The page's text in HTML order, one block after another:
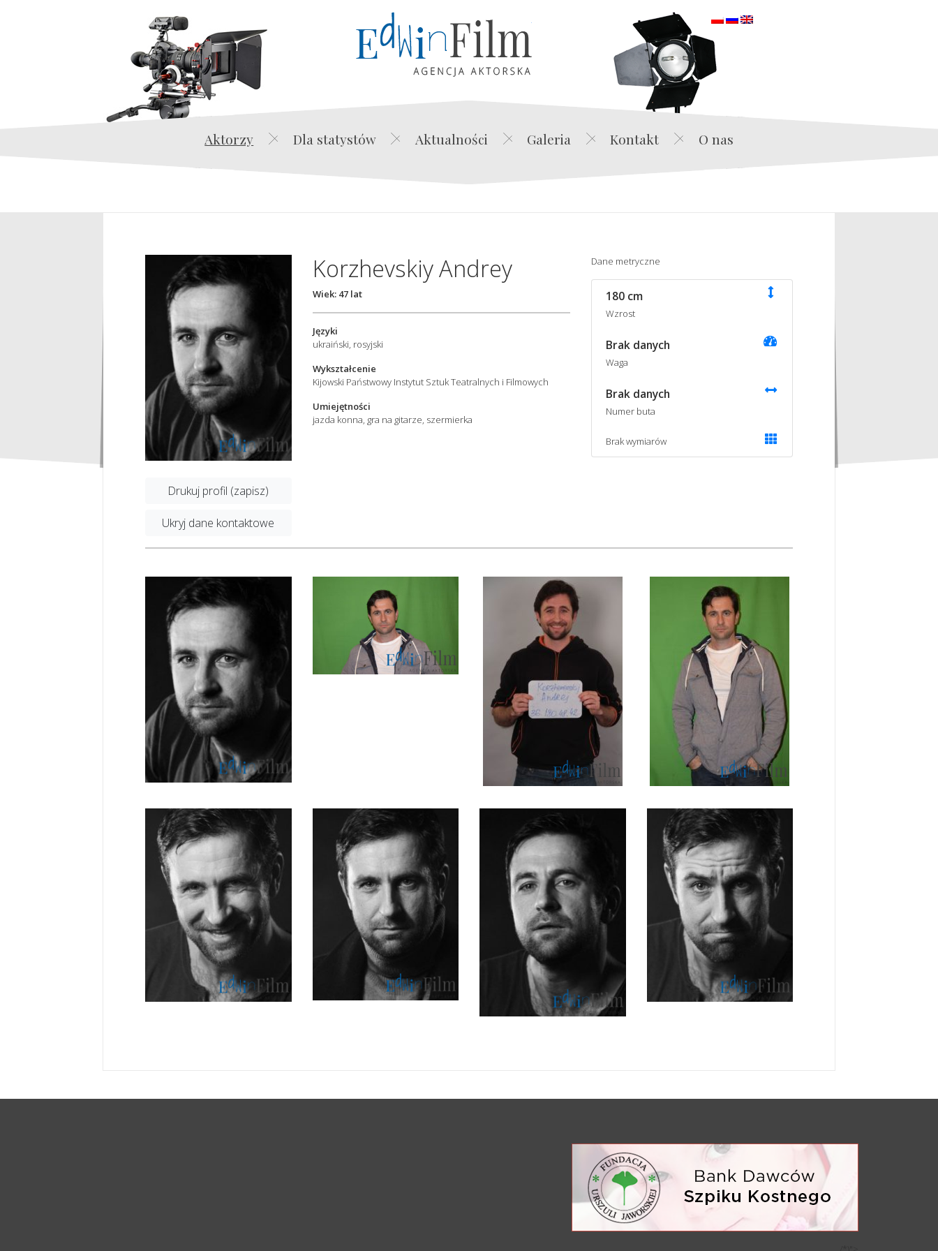
Edwin Film Agencja Aktorska
Aktorzy Dla statystów Aktualności Galeria Kontakt O nas
Drukuj profil (zapisz)
Ukryj dane kontaktowe
Korzhevskiy Andrey
Wiek: 47 lat
Języki
ukraiński, rosyjski
Wykształcenie
Kijowski Państwowy Instytut Sztuk Teatralnych i Filmowych
Umiejętności
jazda konna, gra na gitarze, szermierka
Dane metryczne
180 cm
Wzrost
Brak danych
Waga
Brak danych
Numer buta
Brak wymiarów